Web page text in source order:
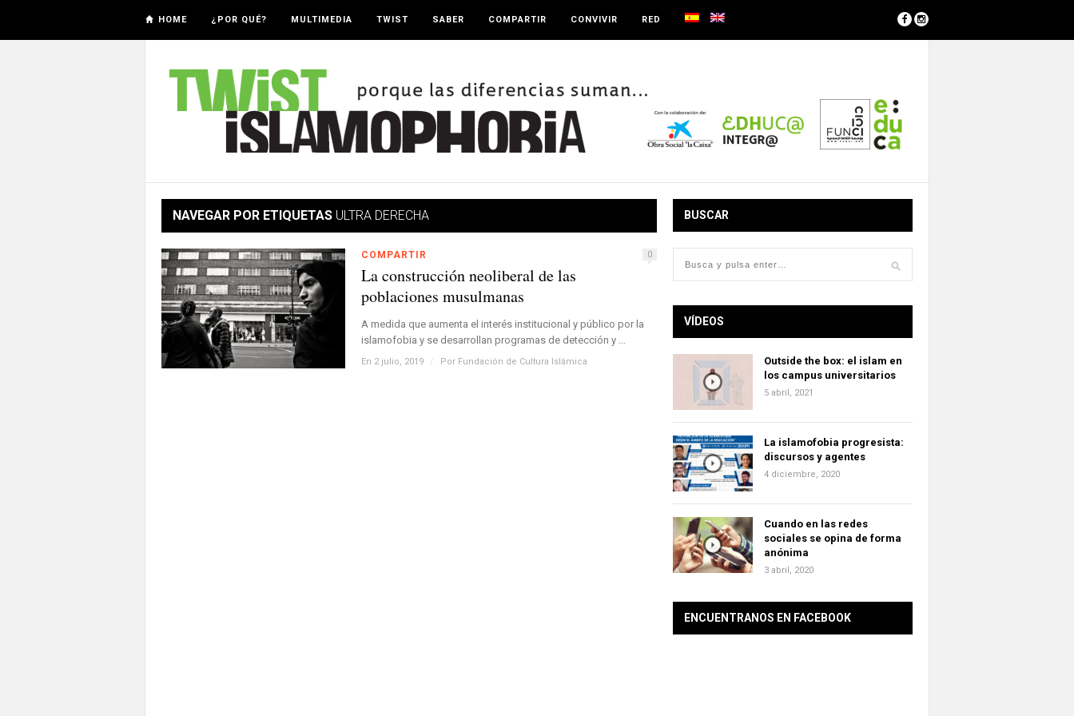
HOME ¿POR QUÉ? MULTIMEDIA TWIST SABER COMPARTIR CONVIVIR RED
NAVEGAR POR ETIQUETAS ULTRA DERECHA
COMPARTIR 0
La construcción neoliberal de las
poblaciones musulmanas
A medida que aumenta el interés institucional y público por la
islamofobia y se desarrollan programas de detección y ...
En 2 julio, 2019 / Por Fundación de Cultura Islámica
BUSCAR
VÍDEOS
Outside the box: el islam en
los campus universitarios
5 abril, 2021
La islamofobia progresista:
discursos y agentes
4 diciembre, 2020
Cuando en las redes
sociales se opina de forma
anónima
3 abril, 2020
ENCUENTRANOS EN FACEBOOK